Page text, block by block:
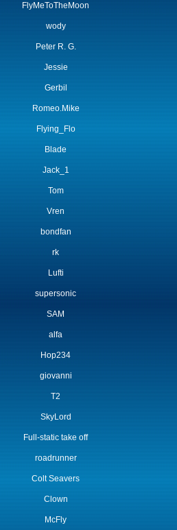
FlyMeToTheMoon
wody
Peter R. G.
Jessie
Gerbil
Romeo.Mike
Flying_Flo
Blade
Jack_1
Tom
Vren
bondfan
rk
Lufti
supersonic
SAM
alfa
Hop234
giovanni
T2
SkyLord
Full-static take off
roadrunner
Colt Seavers
Clown
McFly